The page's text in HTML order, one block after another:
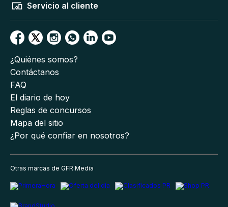
Servicio al cliente
¿Quiénes somos?
Contáctanos
FAQ
El diario de hoy
Reglas de concursos
Mapa del sitio
¿Por qué confiar en nosotros?
Otras marcas de GFR Media